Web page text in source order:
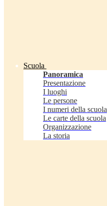
Scuola
Panoramica
Presentazione
I luoghi
Le persone
I numeri della scuola
Le carte della scuola
Organizzazione
La storia